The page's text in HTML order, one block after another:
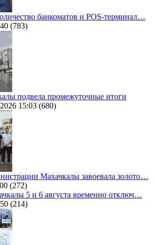
банкоматов и POS-терминал…
(783)
подвела промежуточные итоги
15:03 (680)
Махачкалы завоевала золото…
(272)
5 и 6 августа временно отключ…
(214)